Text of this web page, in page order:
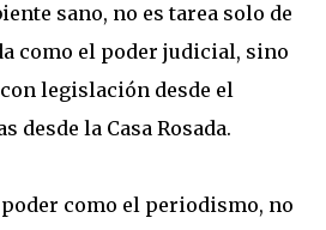
sano, no es tarea solo de
como el poder judicial, sino
legislación desde el
desde la Casa Rosada.
como el periodismo, no